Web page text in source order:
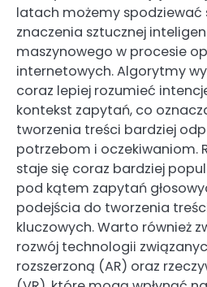
latach możemy spodziewać
znaczenia sztucznej
maszynowego w procesie
internetowych. Algorytmy
coraz lepiej rozumieć
kontekst zapytań, co
tworzenia treści bardziej
potrzebom i oczekiwaniom.
staje się coraz bardziej
pod kątem zapytań
podejścia do tworzenia
kluczowych. Warto również
rozwój technologii
rozszerzoną (AR) oraz